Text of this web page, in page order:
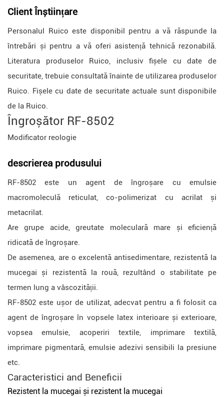
Client Înștiințare
Personalul Ruico este disponibil pentru a vă răspunde la
întrebări și pentru a vă oferi asistență tehnică rezonabilă.
Literatura produselor Ruico, inclusiv fișele cu date de
securitate, trebuie consultată înainte de utilizarea produselor
Ruico. Fișele cu date de securitate actuale sunt disponibile
de la Ruico.
Îngroșător RF-8502
Modificator reologie
descrierea produsului
RF-8502 este un agent de îngroșare cu emulsie
macromoleculă reticulat, co-polimerizat cu acrilat și
metacrilat.
Are grupe acide, greutate moleculară mare și eficiență
ridicată de îngroșare.
De asemenea, are o excelentă antisedimentare, rezistentă la
mucegai și rezistentă la rouă, rezultând o stabilitate pe
termen lung a vâscozității.
RF-8502 este ușor de utilizat, adecvat pentru a fi folosit ca
agent de îngroșare în vopsele latex interioare și exterioare,
vopsea emulsie, acoperiri textile, imprimare textilă,
imprimare pigmentară, emulsie adezivi sensibili la presiune
etc.
Caracteristici and Beneficii
Rezistent la mucegai și rezistent la mucegai